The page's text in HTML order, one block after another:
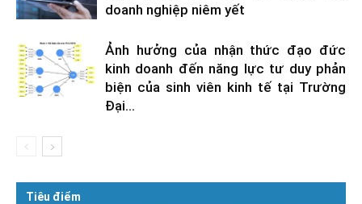
doanh nghiệp niêm yết
Ảnh hưởng của nhận thức đạo đức
kinh doanh đến năng lực tư duy phản
biện của sinh viên kinh tế tại Trường
Đại...
Tiêu điểm